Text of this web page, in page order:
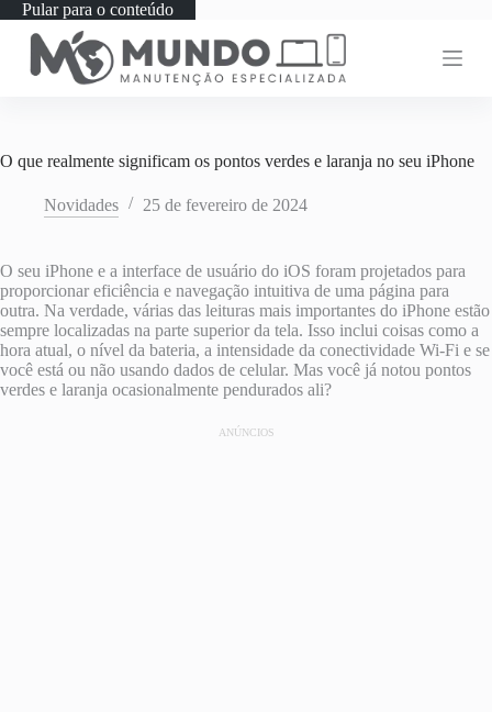
Pular para o conteúdo
O que realmente significam os pontos verdes e laranja no seu iPhone
Novidades 25 de fevereiro de 2024
O seu iPhone e a interface de usuário do iOS foram projetados para
proporcionar eficiência e navegação intuitiva de uma página para
outra. Na verdade, várias das leituras mais importantes do iPhone estão
sempre localizadas na parte superior da tela. Isso inclui coisas como a
hora atual, o nível da bateria, a intensidade da conectividade Wi-Fi e se
você está ou não usando dados de celular. Mas você já notou pontos
verdes e laranja ocasionalmente pendurados ali?
ANÚNCIOS